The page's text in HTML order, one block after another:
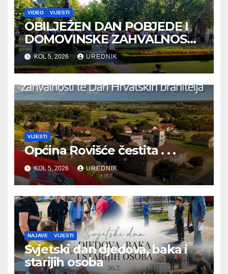
VIDEO VIJESTI
OBILJEŽEN DAN POBJEDE I
DOMOVINSKE ZAHVALNOSTI
TE DAN HRVATSKIH
BRANITELJA
KOL 5, 2026 UREDNIK
VIJESTI
Općina Rovišće čestita . . .
KOL 5, 2026 UREDNIK
NAJAVE VIJESTI
Svjetski dan djedova, baka i
starijih osoba